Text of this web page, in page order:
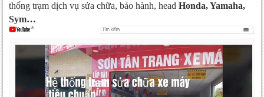
thống trạm dịch vụ sửa chữa, bảo hành, head Honda, Yamaha,
Sym…